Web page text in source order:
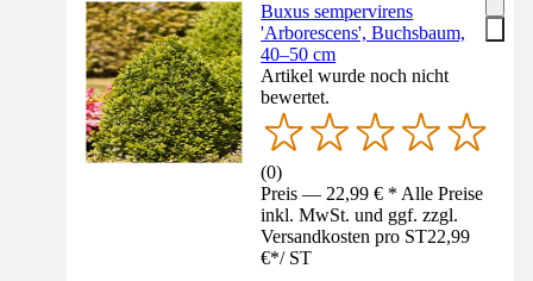
Buxus sempervirens
'Arborescens', Buchsbaum,
40–50 cm
Artikel wurde noch nicht
bewertet.
(0)
Preis — 22,99 € * Alle Preise
inkl. MwSt. und ggf. zzgl.
Versandkosten pro ST22,99
€*/ ST